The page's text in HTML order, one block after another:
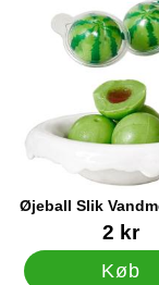
Øjeball Slik
Varenr 899082 kr
Køb
Markér Øjeball